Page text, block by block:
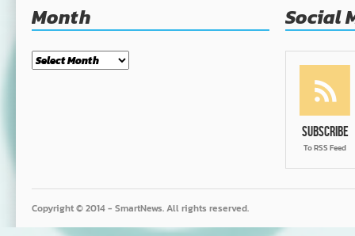
Month
Month
Social
Subscribe
To RSS Feed
Copyright © 2014 - SmartNews. All rights reserved.